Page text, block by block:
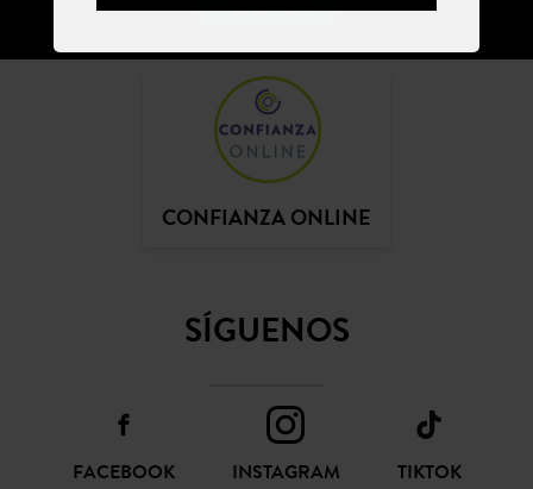
CONFIANZA ONLINE
SÍGUENOS
FACEBOOK INSTAGRAM TIKTOK